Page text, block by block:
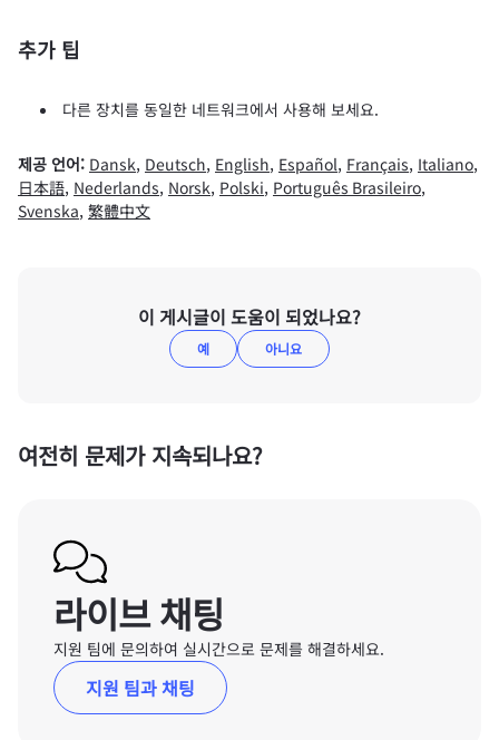
추가 팁
다른 장치를 동일한 네트워크에서 사용해 보세요.
제공 언어: Dansk, Deutsch, English, Español, Français, Italiano,
日本語, Nederlands, Norsk, Polski, Português Brasileiro,
Svenska, 繁體中文
이 게시글이 도움이 되었나요?
예 아니요
여전히 문제가 지속되나요?
라이브 채팅
지원 팀에 문의하여 실시간으로 문제를 해결하세요.
지원 팀과 채팅